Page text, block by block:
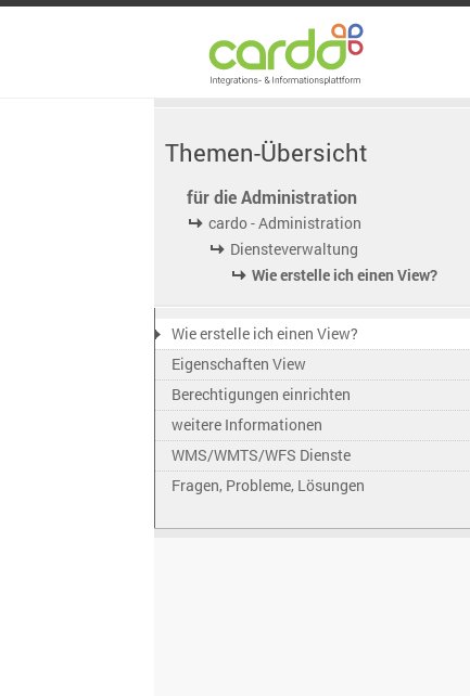
Themen-Übersicht
für die Administration
cardo - Administration
Diensteverwaltung
Wie erstelle ich einen View?
Wie erstelle ich einen View?
Eigenschaften View
Berechtigungen einrichten
weitere Informationen
WMS/WMTS/WFS Dienste
Fragen, Probleme, Lösungen